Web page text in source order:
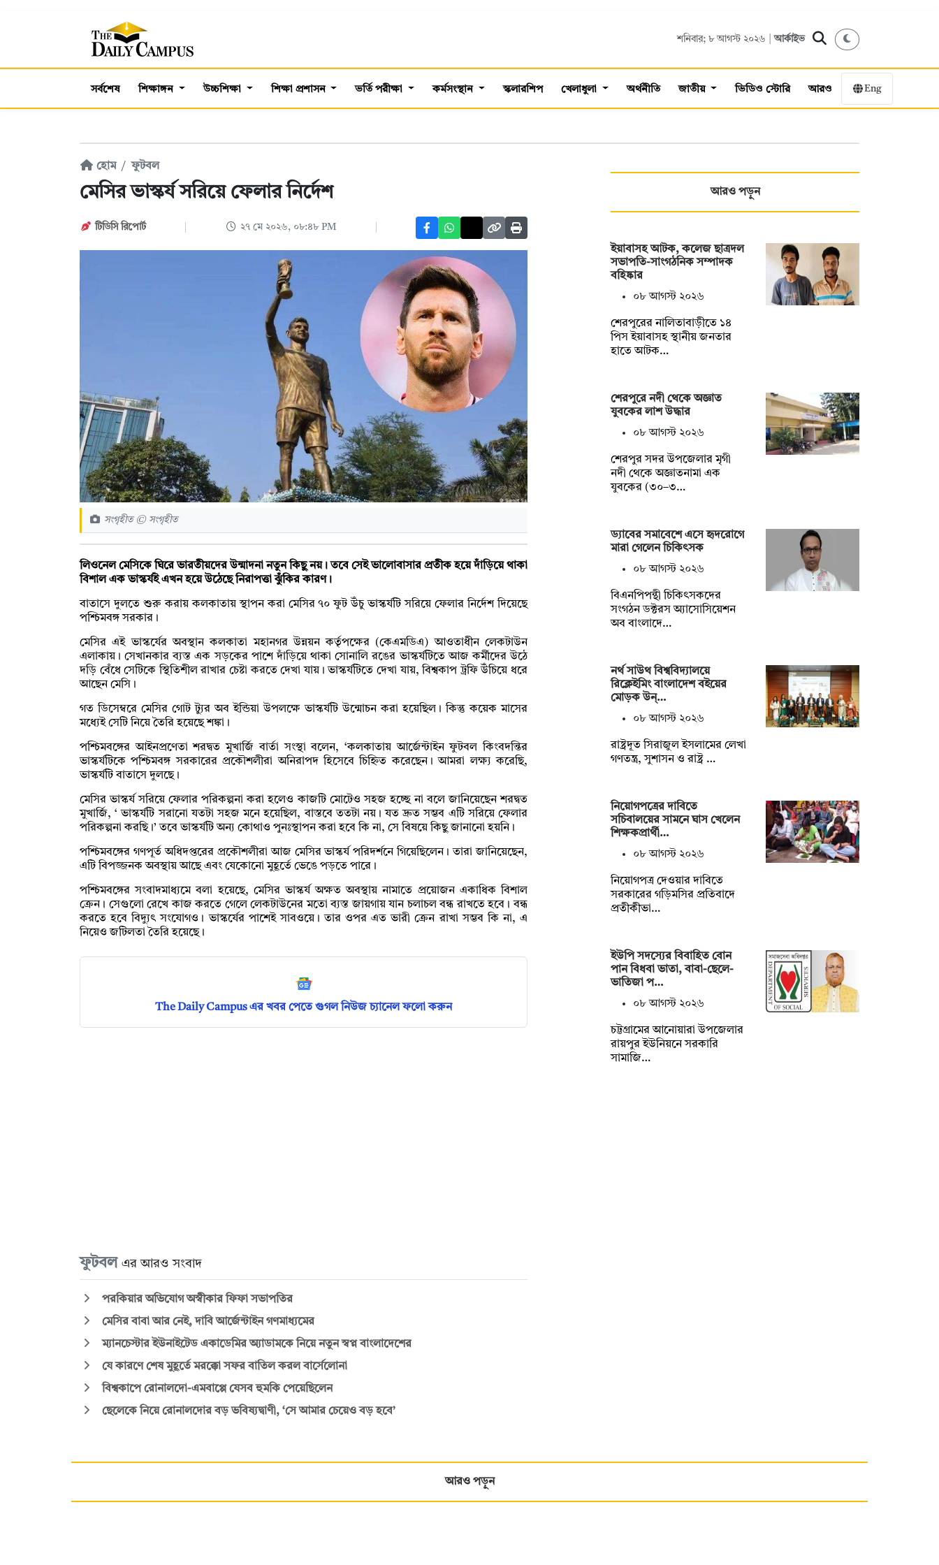
শনিবার; ৮ আগস্ট ২০২৬ |আর্কাইভ
সর্বশেষ শিক্ষাঙ্গন উচ্চশিক্ষা শিক্ষা প্রশাসন ভর্তি পরীক্ষা কর্মসংস্থান স্কলারশিপ খেলাধুলা অর্থনীতি জাতীয় ভিডিও স্টোরি আরও Eng
হোম ফুটবল
মেসির ভাস্কর্য সরিয়ে ফেলার নির্দেশ
টিডিসি রিপোর্ট ২৭ মে ২০২৬, ০৮:৪৮ PM
সংগৃহীত © সংগৃহীত
লিওনেল মেসিকে ঘিরে ভারতীয়দের উন্মাদনা নতুন কিছু নয়। তবে সেই ভালোবাসার প্রতীক হয়ে দাঁড়িয়ে থাকা
বিশাল এক ভাস্কর্যই এখন হয়ে উঠেছে নিরাপত্তা ঝুঁকির কারণ।
বাতাসে দুলতে শুরু করায় কলকাতায় স্থাপন করা মেসির ৭০ ফুট উঁচু ভাস্কর্যটি সরিয়ে ফেলার নির্দেশ দিয়েছে
পশ্চিমবঙ্গ সরকার।
মেসির এই ভাস্কর্যের অবস্থান কলকাতা মহানগর উন্নয়ন কর্তৃপক্ষের (কেএমডিএ) আওতাধীন লেকটাউন
এলাকায়। সেখানকার ব্যস্ত এক সড়কের পাশে দাঁড়িয়ে থাকা সোনালি রঙের ভাস্কর্যটিতে আজ কর্মীদের উঠে
দড়ি বেঁধে সেটিকে স্থিতিশীল রাখার চেষ্টা করতে দেখা যায়। ভাস্কর্যটিতে দেখা যায়, বিশ্বকাপ ট্রফি উঁচিয়ে ধরে
আছেন মেসি।
গত ডিসেম্বরে মেসির গোট ট্যুর অব ইন্ডিয়া উপলক্ষে ভাস্কর্যটি উন্মোচন করা হয়েছিল। কিন্তু কয়েক মাসের
মধ্যেই সেটি নিয়ে তৈরি হয়েছে শঙ্কা।
পশ্চিমবঙ্গের আইনপ্রণেতা শরদ্বত মুখার্জি বার্তা সংস্থা বলেন, ‘কলকাতায় আর্জেন্টাইন ফুটবল কিংবদন্তির
ভাস্কর্যটিকে পশ্চিমবঙ্গ সরকারের প্রকৌশলীরা অনিরাপদ হিসেবে চিহ্নিত করেছেন। আমরা লক্ষ্য করেছি,
ভাস্কর্যটি বাতাসে দুলছে।
মেসির ভাস্কর্য সরিয়ে ফেলার পরিকল্পনা করা হলেও কাজটি মোটেও সহজ হচ্ছে না বলে জানিয়েছেন শরদ্বত
মুখার্জি, ‘ ভাস্কর্যটি সরানো যতটা সহজ মনে হয়েছিল, বাস্তবে ততটা নয়। যত দ্রুত সম্ভব এটি সরিয়ে ফেলার
পরিকল্পনা করছি।’ তবে ভাস্কর্যটি অন্য কোথাও পুনঃস্থাপন করা হবে কি না, সে বিষয়ে কিছু জানানো হয়নি।
পশ্চিমবঙ্গের গণপূর্ত অধিদপ্তরের প্রকৌশলীরা আজ মেসির ভাস্কর্য পরিদর্শনে গিয়েছিলেন। তারা জানিয়েছেন,
এটি বিপজ্জনক অবস্থায় আছে এবং যেকোনো মুহূর্তে ভেঙে পড়তে পারে।
পশ্চিমবঙ্গের সংবাদমাধ্যমে বলা হয়েছে, মেসির ভাস্কর্য অক্ষত অবস্থায় নামাতে প্রয়োজন একাধিক বিশাল
ক্রেন। সেগুলো রেখে কাজ করতে গেলে লেকটাউনের মতো ব্যস্ত জায়গায় যান চলাচল বন্ধ রাখতে হবে। বন্ধ
করতে হবে বিদ্যুৎ সংযোগও। ভাস্কর্যের পাশেই সাবওয়ে। তার ওপর এত ভারী ক্রেন রাখা সম্ভব কি না, এ
নিয়েও জটিলতা তৈরি হয়েছে।
The Daily Campus এর খবর পেতে গুগল নিউজ চ্যানেল ফলো করুন
ফুটবল এর আরও সংবাদ
পরকিয়ার অভিযোগ অস্বীকার ফিফা সভাপতির
মেসির বাবা আর নেই, দাবি আর্জেন্টাইন গণমাধ্যমের
ম্যানচেস্টার ইউনাইটেড একাডেমির অ্যাডামকে নিয়ে নতুন স্বপ্ন বাংলাদেশের
যে কারণে শেষ মুহূর্তে মরক্কো সফর বাতিল করল বার্সেলোনা
বিশ্বকাপে রোনালদো-এমবাপ্পে যেসব হুমকি পেয়েছিলেন
ছেলেকে নিয়ে রোনালদোর বড় ভবিষ্যদ্বাণী, ‘সে আমার চেয়েও বড় হবে’
আরও পড়ুন
ইয়াবাসহ আটক, কলেজ ছাত্রদল
সভাপতি-সাংগঠনিক সম্পাদক
বহিষ্কার
০৮ আগস্ট ২০২৬
শেরপুরের নালিতাবাড়ীতে ১৪
পিস ইয়াবাসহ স্থানীয় জনতার
হাতে আটক…
শেরপুরে নদী থেকে অজ্ঞাত
যুবকের লাশ উদ্ধার
০৮ আগস্ট ২০২৬
শেরপুর সদর উপজেলার মৃগী
নদী থেকে অজ্ঞাতনামা এক
যুবকের (৩০–৩…
ড্যাবের সমাবেশে এসে হৃদরোগে
মারা গেলেন চিকিৎসক
০৮ আগস্ট ২০২৬
বিএনপিপন্থী চিকিৎসকদের
সংগঠন ডক্টরস অ্যাসোসিয়েশন
অব বাংলাদে…
নর্থ সাউথ বিশ্ববিদ্যালয়ে
রিক্লেইমিং বাংলাদেশ বইয়ের
মোড়ক উন্…
০৮ আগস্ট ২০২৬
রাষ্ট্রদূত সিরাজুল ইসলামের লেখা
গণতন্ত্র, সুশাসন ও রাষ্ট্র …
নিয়োগপত্রের দাবিতে
সচিবালয়ের সামনে ঘাস খেলেন
শিক্ষকপ্রার্থী…
০৮ আগস্ট ২০২৬
নিয়োগপত্র দেওয়ার দাবিতে
সরকারের গড়িমসির প্রতিবাদে
প্রতীকীভা…
ইউপি সদস্যের বিবাহিত বোন
পান বিধবা ভাতা, বাবা-ছেলে-
ভাতিজা প…
০৮ আগস্ট ২০২৬
চট্টগ্রামের আনোয়ারা উপজেলার
রায়পুর ইউনিয়নে সরকারি
সামাজি…
আরও পড়ুন